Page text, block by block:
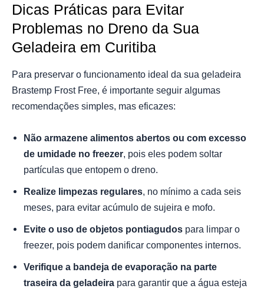
Dicas Práticas para Evitar
Problemas no Dreno da Sua
Geladeira em Curitiba
Para preservar o funcionamento ideal da sua geladeira
Brastemp Frost Free, é importante seguir algumas
recomendações simples, mas eficazes:
Não armazene alimentos abertos ou com excesso
de umidade no freezer, pois eles podem soltar
partículas que entopem o dreno.
Realize limpezas regulares, no mínimo a cada seis
meses, para evitar acúmulo de sujeira e mofo.
Evite o uso de objetos pontiagudos para limpar o
freezer, pois podem danificar componentes internos.
Verifique a bandeja de evaporação na parte
traseira da geladeira para garantir que a água esteja